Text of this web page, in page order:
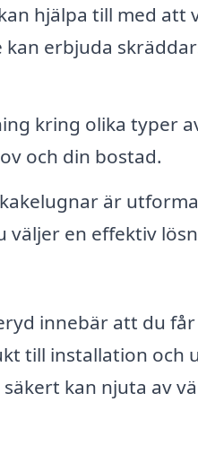
hjälpa till med att
erbjuda
kring olika typer
och din bostad.
är
väljer en effektiv
innebär att du
till installation och
kan njuta av